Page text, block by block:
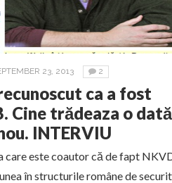
23, 2013 2
ca a fost
Cine trădeaza o
INTERVIU
care este coautor că de fapt
în structurile române de